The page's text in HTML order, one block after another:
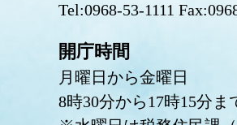
Tel:0968-53-1111
開庁時間
月曜日から金曜日
8時30分から17時15分ま